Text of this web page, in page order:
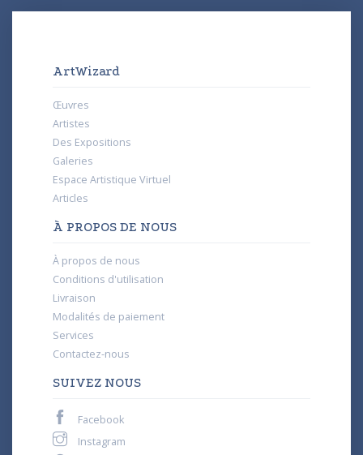
ArtWizard
Œuvres
Artistes
Des Expositions
Galeries
Espace Artistique Virtuel
Articles
À PROPOS DE NOUS
À propos de nous
Conditions d'utilisation
Livraison
Modalités de paiement
Services
Contactez-nous
SUIVEZ NOUS
Facebook
Instagram